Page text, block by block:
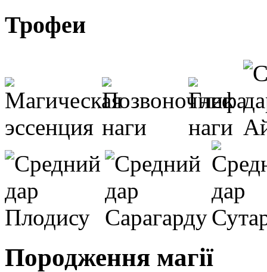
Трофеи
Породження магії